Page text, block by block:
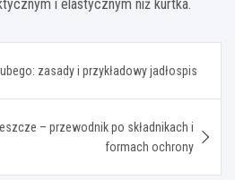
i elastycznym niż kurtka.
zasady i przykładowy jadłospis
– przewodnik po składnikach i
formach ochrony